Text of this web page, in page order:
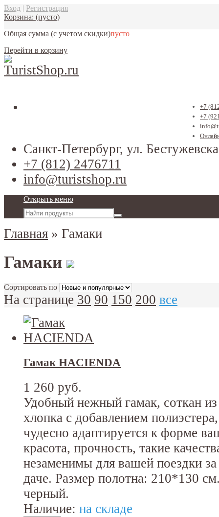
Вход | Регистрация
Корзина: (пусто)
Общая сумма (с учетом скидки)пусто
Перейти в корзину
+7
+7
Санкт-Петербург, ул.
+7 (812) 2476711
info@turistshop.ru
Открыть меню
Главная » Гамаки
Гамаки
Сортировать по
На странице 30 90 150 200 все
Гамак HACIENDA
1 260 руб.
Удобный нежный гамак, соткан из
хлопка с добавлением
чудесно адаптируется к форме
красота, прочность, такие
незаменимы для вашей поездки
даче. Размер полотна: 210*130
черный.
Наличие: на складе